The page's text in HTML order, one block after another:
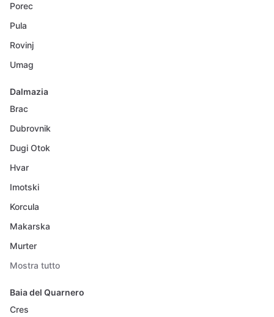
Porec
Pula
Rovinj
Umag
Dalmazia
Brac
Dubrovnik
Dugi Otok
Hvar
Imotski
Korcula
Makarska
Murter
Mostra tutto
Baia del Quarnero
Cres